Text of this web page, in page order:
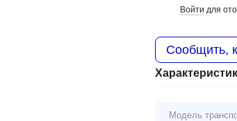
Войти для
Сообщить,
Модель